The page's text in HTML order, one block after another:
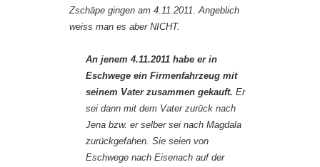
Zschäpe gingen am 4.11.2011. Angeblich
weiss man es aber NICHT.
An jenem 4.11.2011 habe er in
Eschwege ein Firmenfahrzeug mit
seinem Vater zusammen gekauft. Er
sei dann mit dem Vater zurück nach
Jena bzw. er selber sei nach Magdala
zurückgefahen. Sie seien von
Eschwege nach Eisenach auf der